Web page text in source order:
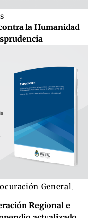
la Humanidad
General,
Regional e